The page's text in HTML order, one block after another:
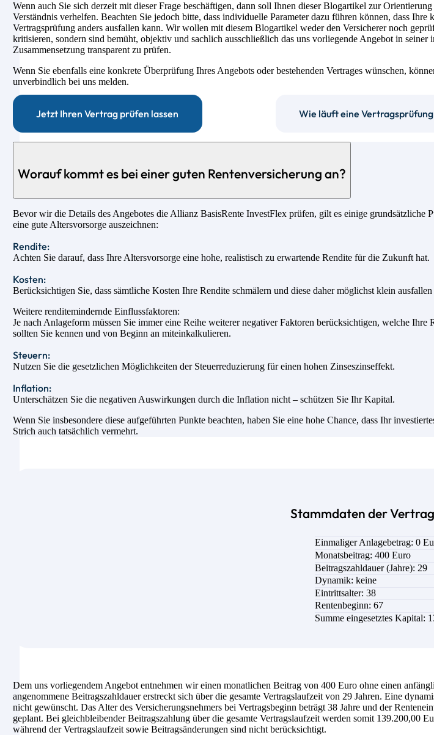
Wenn auch Sie sich derzeit mit dieser Frage beschäftigen, dann soll Ihnen dieser Blogartikel zur Orientierung
Verständnis verhelfen. Beachten Sie jedoch bitte, dass individuelle Parameter dazu führen können, dass Ihre
Vertragsprüfung anders ausfallen kann. Wir wollen mit diesem Blogartikel weder den Versicherer noch
kritisieren, sondern sind bemüht, objektiv und sachlich ausschließlich das uns vorliegende Angebot in seiner
Zusammensetzung transparent zu prüfen.
Wenn Sie ebenfalls eine konkrete Überprüfung Ihres Angebots oder bestehenden Vertrages wünschen,
unverbindlich bei uns melden.
Jetzt Ihren Vertrag prüfen lassen Wie läuft eine
Worauf kommt es bei einer guten Rentenversicherung an?
Bevor wir die Details des Angebotes die Allianz BasisRente InvestFlex prüfen, gilt es einige grundsätzliche
eine gute Altersvorsorge auszeichnen:
Rendite:
Achten Sie darauf, dass Ihre Altersvorsorge eine hohe, realistisch zu erwartende Rendite für die Zukunft hat.
Kosten:
Berücksichtigen Sie, dass sämtliche Kosten Ihre Rendite schmälern und diese daher möglichst klein ausfallen
Weitere renditemindernde Einflussfaktoren:
Je nach Anlageform müssen Sie immer eine Reihe weiterer negativer Faktoren berücksichtigen, welche Ihre
sollten Sie kennen und von Beginn an miteinkalkulieren.
Steuern:
Nutzen Sie die gesetzlichen Möglichkeiten der Steuerreduzierung für einen hohen Zinseszinseffekt.
Inflation:
Unterschätzen Sie die negativen Auswirkungen durch die Inflation nicht – schützen Sie Ihr Kapital.
Wenn Sie insbesondere diese aufgeführten Punkte beachten, haben Sie eine hohe Chance, dass Ihr
Strich auch tatsächlich vermehrt.
Stammdaten der
Einmaliger Anlagebetrag: 0
Monatsbeitrag: 400 Euro
Beitragszahldauer (Jahre): 29
Dynamik: keine
Eintrittsalter: 38
Rentenbeginn: 67
Summe eingesetztes Kapital:
Dem uns vorliegendem Angebot entnehmen wir einen monatlichen Beitrag von 400 Euro ohne einen
angenommene Beitragszahldauer erstreckt sich über die gesamte Vertragslaufzeit von 29 Jahren. Eine
nicht gewünscht. Das Alter des Versicherungsnehmers bei Vertragsbeginn beträgt 38 Jahre und der
geplant. Bei gleichbleibender Beitragszahlung über die gesamte Vertragslaufzeit werden somit 139.200,00
während der Vertragslaufzeit sowie Beitragsänderungen sind nicht berücksichtigt.